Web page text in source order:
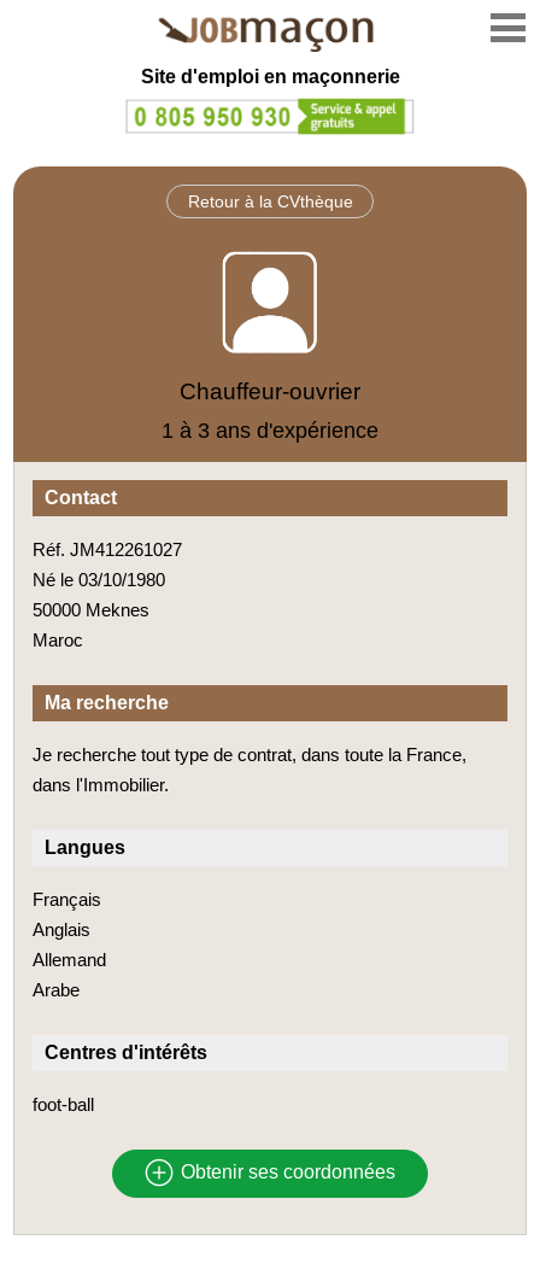
Site d'emploi en maçonnerie
Retour à la CVthèque
Chauffeur-ouvrier
1 à 3 ans d'expérience
Contact
Réf. JM412261027
Né le 03/10/1980
50000 Meknes
Maroc
Ma recherche
Je recherche tout type de contrat, dans toute la France,
dans l'Immobilier.
Langues
Français
Anglais
Allemand
Arabe
Centres d'intérêts
foot-ball
Obtenir ses coordonnées